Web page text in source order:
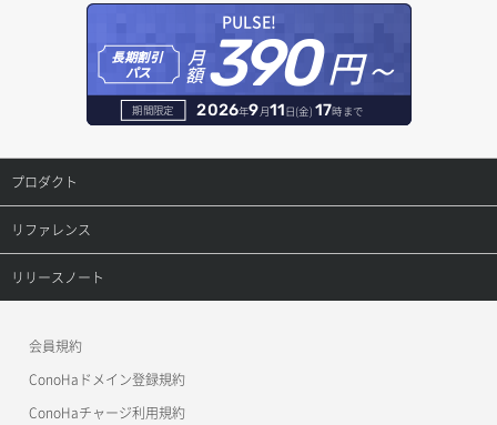
オブジェクト一覧取得
オブジェクト削除
オブジェクト削除予約
オブジェクト複製
オブジェクト詳細取得
コンテナ一覧取得
コンテナ作成
コンテナ削除
レコード一覧取得
レコード作成
レコード更新
レコード詳細取得
PULSE!
長期割引
パス
月
額390円～
期間限定 2026年9月11日(金) 17時まで
プロダクト
プロダクトトップ
ConoHa VPS(Ver.3.0)
ConoHa for GAME
リファレンス
リファレンストップ
OpenStack CLI
リリースノート
会員規約
ConoHaドメイン登録規約
ConoHaチャージ利用規約